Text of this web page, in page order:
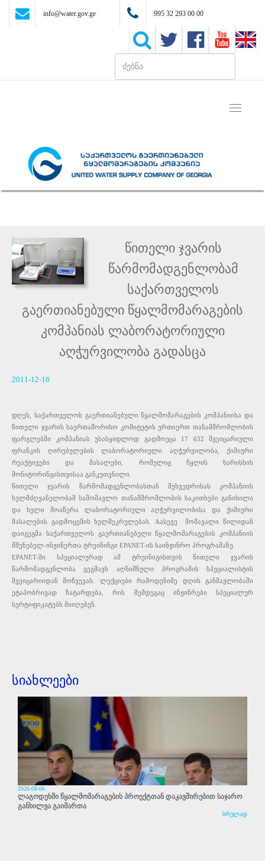
info@water.gov.ge 995 32 293 00 00
Toggle
წითელი ჯვარის
წარმომადგენლობამ
საქართველოს
გაერთიანებული წყალმომარაგების
კომპანიას ლაბორატორიული
აღჭურვილობა გადასცა
2011-12-16
დღეს საქართველოს გაერთიანებული წყალმომარაგების კომპანიისა და
წითელი ჯვარის საერთაშორისო კომიტეტის ურთიერთ თანამშრომლობის
ფარგლებში
კომპანიას უსასყიდლოდ გადმოეცა 17 632
შვეიცარიული
ფრანკის
ღირებულების ლაბორატორიული აღჭურვილობა
ქიმიური
რეაქტივები
და მასალები რომელიც წყლის
ხარისხის
მონიტორინგისთვისაა განკუთვნილი.
წითელი
ჯვარის წარმომადგენლობასთან შეხვედრისას
კომპანიის
ხელმძღვანელობამ
სამომავლო თანამშრომლობის საკითხები განიხილა
და
ხელი მოაწერა ლაბორატორიული აღჭურვილობისა და
ქიმიური
მასალების
გადმოცემის ხელშეკრულებას . Aასევე მომავალი
წილიდან
დაიგეგმა
საქართველოს გაერთიანებული წყალმომარაგების
კომპანიის
მშენებელ-ინჟინერთა ტრეინინგი EPANET-ის საინჟინრო პროგრამაზე
EPANET-ში სპეციალურად ამ ტრეინიგისთვის წითელი
ჯვარის
წარმომადგენლობა
გეგმავს აღნიშნული პროგრამის
სპეციალისტის
შვეიცარიიდან
მოწვევას ლექციები რამოდენიმე დღის
განმავლობაში
ეტაპობრივად
ჩატარდება ,რის შემდეგაც ინჟინრები
სპეციალურ
სერტიფიკატებს მიიღებენ.
სიახლეები
2026-08-06
ლაგოდეხში წყალმომარაგების პროექტთან დაკავშირებით საჯარო
განხილვა გაიმართა
სრულად